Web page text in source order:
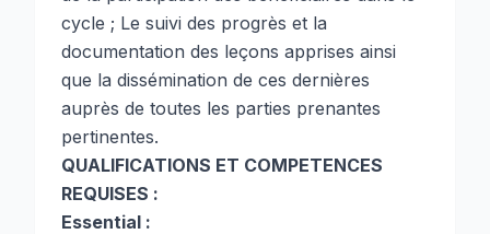
cycle ; Le suivi des progrès et la
documentation des leçons apprises ainsi
que la dissémination de ces dernières
auprès de toutes les parties prenantes
pertinentes.
QUALIFICATIONS ET COMPETENCES
REQUISES :
Essential :